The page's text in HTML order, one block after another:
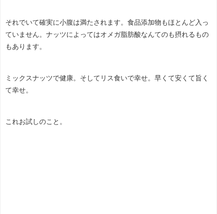
それでいて確実に小腹は満たされます。食品添加物もほとんど入っ
ていません。ナッツによってはオメガ脂肪酸なんてのも摂れるもの
もあります。
ミックスナッツで健康。そしてリス食いで幸せ。早くて安くて旨く
て幸せ。
これお試しのこと。